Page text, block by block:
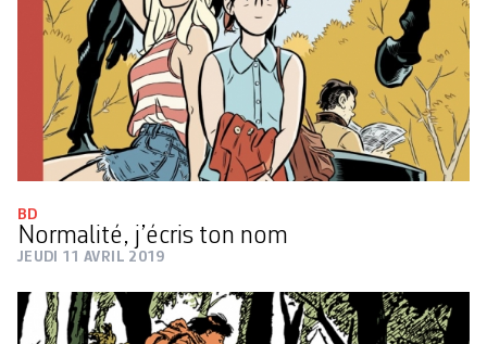
BD
Normalité, j’écris ton nom
JEUDI 11 AVRIL 2019